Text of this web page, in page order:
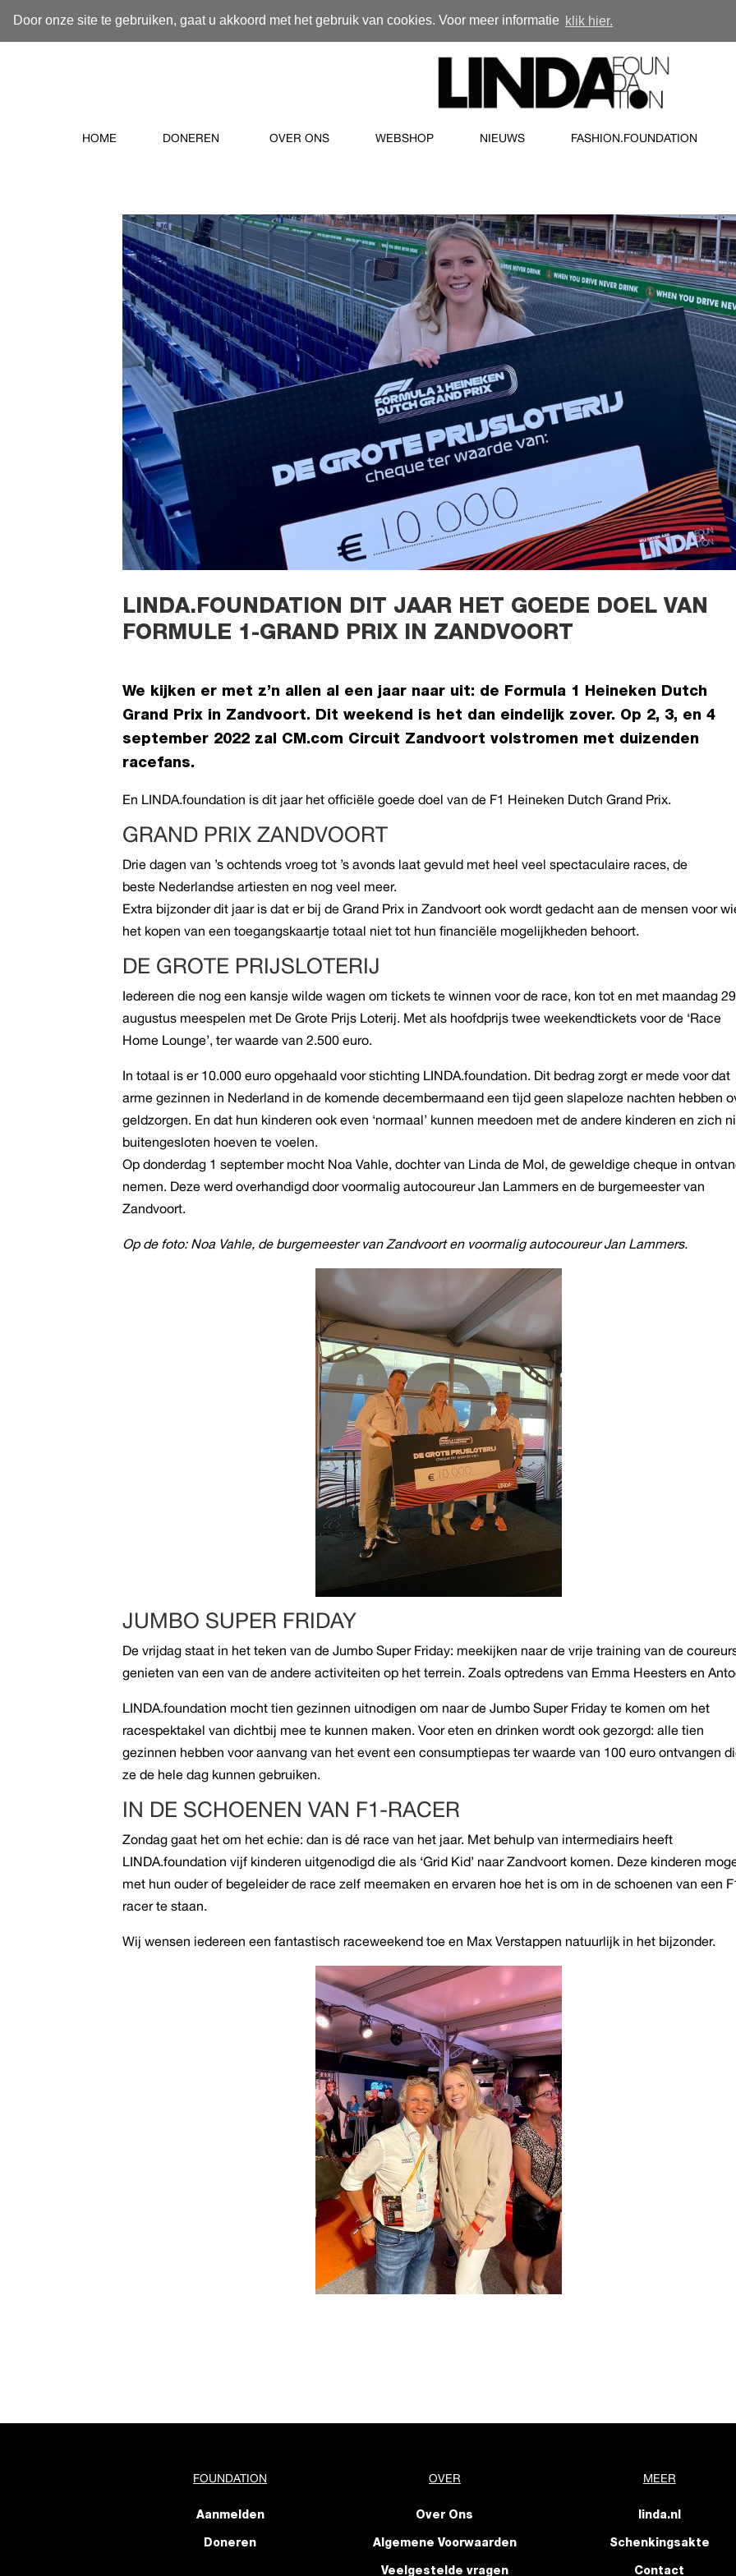
Door onze site te gebruiken, gaat u akkoord met het gebruik van cookies. Voor meer informatie klik hier.
HOME DONEREN OVER ONS WEBSHOP NIEUWS FASHION.FOUNDATION
LINDA.FOUNDATION DIT JAAR HET GOEDE DOEL VAN
FORMULE 1-GRAND PRIX IN ZANDVOORT
We kijken er met z’n allen al een jaar naar uit: de Formula 1 Heineken Dutch
Grand Prix in Zandvoort. Dit weekend is het dan eindelijk zover. Op 2, 3, en 4
september 2022 zal CM.com Circuit Zandvoort volstromen met duizenden
racefans.
En LINDA.foundation is dit jaar het officiële goede doel van de F1 Heineken Dutch Grand Prix.
GRAND PRIX ZANDVOORT
Drie dagen van ’s ochtends vroeg tot ’s avonds laat gevuld met heel veel spectaculaire races, de
beste Nederlandse artiesten en nog veel meer.
Extra bijzonder dit jaar is dat er bij de Grand Prix in Zandvoort ook wordt gedacht aan de mensen voor
het kopen van een toegangskaartje totaal niet tot hun financiële mogelijkheden behoort.
DE GROTE PRIJSLOTERIJ
Iedereen die nog een kansje wilde wagen om tickets te winnen voor de race, kon tot en met maandag 29
augustus meespelen met De Grote Prijs Loterij. Met als hoofdprijs twee weekendtickets voor de ‘Race
Home Lounge’, ter waarde van 2.500 euro.
In totaal is er 10.000 euro opgehaald voor stichting LINDA.foundation. Dit bedrag zorgt er mede voor dat
arme gezinnen in Nederland in de komende decembermaand een tijd geen slapeloze nachten hebben
geldzorgen. En dat hun kinderen ook even ‘normaal’ kunnen meedoen met de andere kinderen en zich
buitengesloten hoeven te voelen.
Op donderdag 1 september mocht Noa Vahle, dochter van Linda de Mol, de geweldige cheque in
nemen. Deze werd overhandigd door voormalig autocoureur Jan Lammers en de burgemeester van
Zandvoort.
Op de foto: Noa Vahle, de burgemeester van Zandvoort en voormalig autocoureur Jan Lammers.
JUMBO SUPER FRIDAY
De vrijdag staat in het teken van de Jumbo Super Friday: meekijken naar de vrije training van de
genieten van een van de andere activiteiten op het terrein. Zoals optredens van Emma Heesters en
LINDA.foundation mocht tien gezinnen uitnodigen om naar de Jumbo Super Friday te komen om het
racespektakel van dichtbij mee te kunnen maken. Voor eten en drinken wordt ook gezorgd: alle tien
gezinnen hebben voor aanvang van het event een consumptiepas ter waarde van 100 euro ontvangen
ze de hele dag kunnen gebruiken.
IN DE SCHOENEN VAN F1-RACER
Zondag gaat het om het echie: dan is dé race van het jaar. Met behulp van intermediairs heeft
LINDA.foundation vijf kinderen uitgenodigd die als ‘Grid Kid’ naar Zandvoort komen. Deze kinderen
met hun ouder of begeleider de race zelf meemaken en ervaren hoe het is om in de schoenen van een
racer te staan.
Wij wensen iedereen een fantastisch raceweekend toe en Max Verstappen natuurlijk in het bijzonder.
FOUNDATION
Aanmelden
Doneren
OVER
Over Ons
Algemene Voorwaarden
Veelgestelde vragen
MEER
linda.nl
Schenkingsakte
Contact